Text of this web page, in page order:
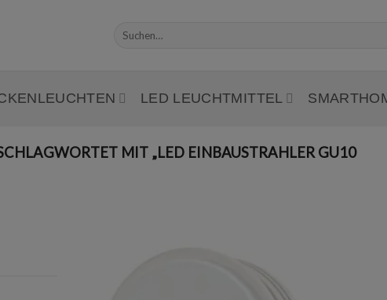
Suchen
LED LEUCHTMITTEL
MIT „LED EINBAUSTRAHLER GU10